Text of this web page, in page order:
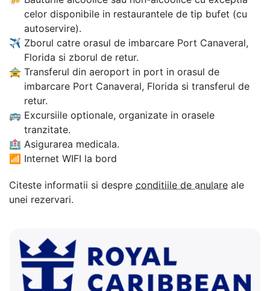
celor disponibile in restaurantele de tip bufet (cu
autoservire).
✈ Zborul catre orasul de imbarcare Port Canaveral,
Florida si zborul de retur.
🚖 Transferul din aeroport in port in orasul de
imbarcare Port Canaveral, Florida si transferul de
retur.
🚌 Excursiile optionale, organizate in orasele
tranzitate.
🏥 Asigurarea medicala.
📶 Internet WIFI la bord
Citeste informatii si despre conditiile de anulare ale
unei rezervari.